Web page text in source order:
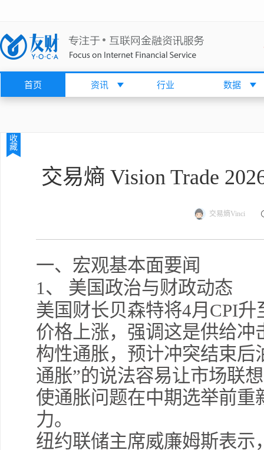
首页 资讯 行业 数据
收
藏
交易熵 Vision Trade
交易熵Vinci
一、宏观基本面要闻
1、 美国政治与财政动态
美国财长贝森特将4月CPI
价格上涨，强调这是供给冲
构性通胀，预计冲突结束后
通胀”的说法容易让市场联
使通胀问题在中期选举前
力。
纽约联储主席威廉姆斯表